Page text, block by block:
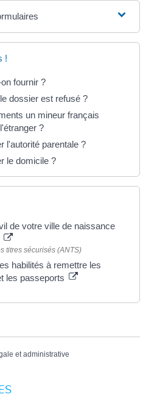
!
fournir ?
dossier est refusé ?
un mineur français
?
l'autorité parentale ?
le domicile ?
de votre ville de naissance
titres sécurisés (ANTS)
habilités à remettre les
les passeports
et administrative